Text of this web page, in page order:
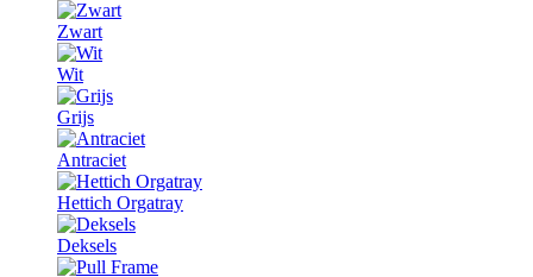
Zwart
Wit
Grijs
Antraciet
Hettich Orgatray
Deksels